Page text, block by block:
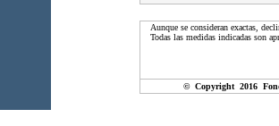
Aunque se consideran exactas,
Todas las medidas indicadas son
© Copyright 2016